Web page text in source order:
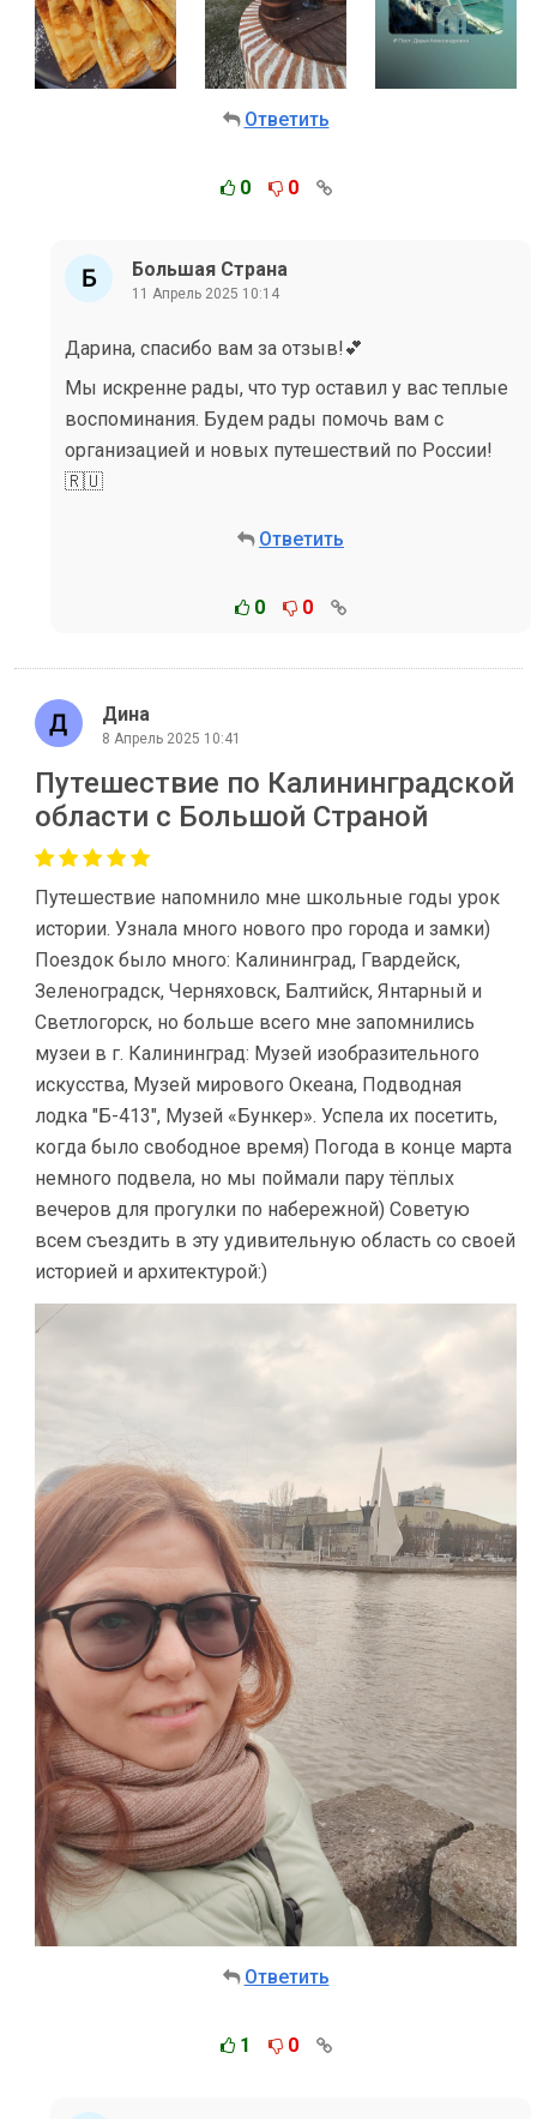
Ответить
0 0
Большая Страна
11 Апрель 2025 10:14
Дарина, спасибо вам за отзыв!💕
Мы искренне рады, что тур оставил у вас теплые
воспоминания. Будем рады помочь вам с
организацией и новых путешествий по России!
🇷🇺
Ответить
0 0
Дина
8 Апрель 2025 10:41
Путешествие по Калининградской
области с Большой Страной
Путешествие напомнило мне школьные годы урок
истории. Узнала много нового про города и замки)
Поездок было много: Калининград, Гвардейск,
Зеленоградск, Черняховск, Балтийск, Янтарный и
Светлогорск, но больше всего мне запомнились
музеи в г. Калининград: Музей изобразительного
искусства, Музей мирового Океана, Подводная
лодка "Б-413", Музей «Бункер». Успела их посетить,
когда было свободное время) Погода в конце марта
немного подвела, но мы поймали пару тёплых
вечеров для прогулки по набережной) Советую
всем съездить в эту удивительную область со своей
историей и архитектурой:)
Ответить
1 0